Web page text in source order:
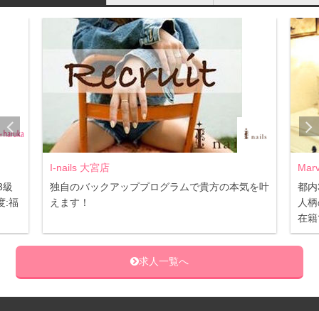
叶
Marvelous 恵比寿店
都内3店舗同時募集☆ 福利厚生充実で安心♪
人柄の良いスタッフで職場環境◎ JNA認定講師
☆未
研
ける
求人一覧へ